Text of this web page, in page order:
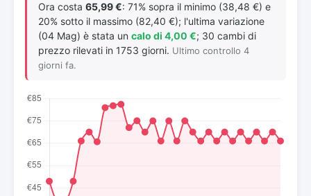
Ora costa 65,99 €: 71% sopra il minimo (38,48 €) e
20% sotto il massimo (82,40 €); l'ultima variazione
(04 Mag) è stata un calo di 4,00 €; 30 cambi di
prezzo rilevati in 1753 giorni. Ultimo controllo 4
giorni fa.